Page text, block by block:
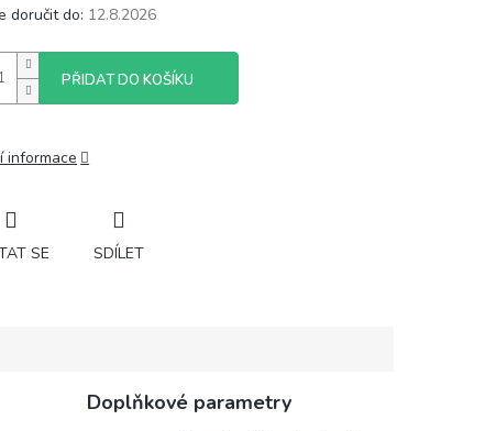
doručit do: 12.8.2026
PŘIDAT DO KOŠÍKU
informace
SE SDÍLET
Doplňkové parametry